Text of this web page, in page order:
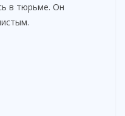
в тюрьме. Он